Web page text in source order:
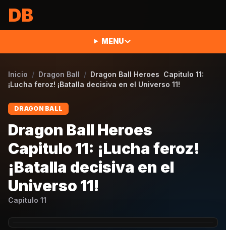
DB
MENU
Inicio / Dragon Ball / Dragon Ball Heroes Capitulo 11:
¡Lucha feroz! ¡Batalla decisiva en el Universo 11!
DRAGON BALL
Dragon Ball Heroes
Capitulo 11: ¡Lucha feroz!
¡Batalla decisiva en el
Universo 11!
Capitulo 11